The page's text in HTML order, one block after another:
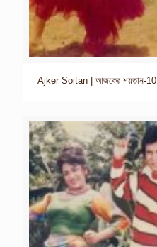
Ajker Soitan | আজকের শয়তান-10